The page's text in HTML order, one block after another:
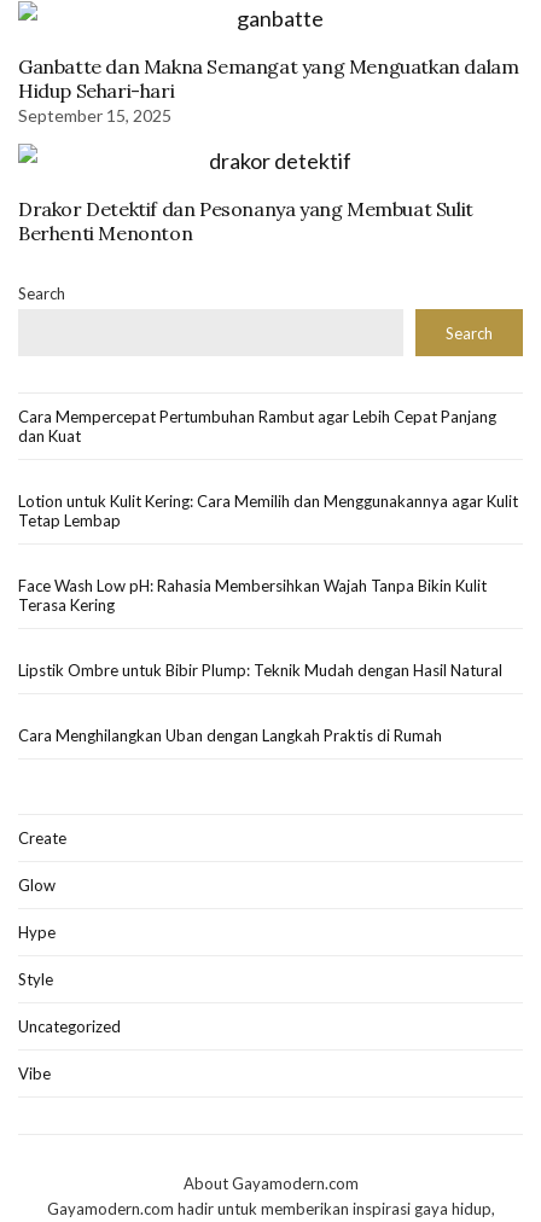
Ganbatte dan Makna Semangat yang Menguatkan dalam
Hidup Sehari-hari
September 15, 2025
Drakor Detektif dan Pesonanya yang Membuat Sulit
Berhenti Menonton
Search
Search
Cara Mempercepat Pertumbuhan Rambut agar Lebih Cepat Panjang
dan Kuat
Lotion untuk Kulit Kering: Cara Memilih dan Menggunakannya agar Kulit
Tetap Lembap
Face Wash Low pH: Rahasia Membersihkan Wajah Tanpa Bikin Kulit
Terasa Kering
Lipstik Ombre untuk Bibir Plump: Teknik Mudah dengan Hasil Natural
Cara Menghilangkan Uban dengan Langkah Praktis di Rumah
Create
Glow
Hype
Style
Uncategorized
Vibe
About Gayamodern.com
Gayamodern.com hadir untuk memberikan inspirasi gaya hidup,